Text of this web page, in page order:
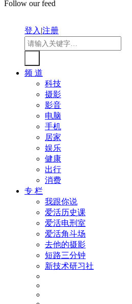
Follow our feed
登入|注册
频 道
科技
摄影
影音
电脑
手机
居家
娱乐
健康
出行
消费
专 栏
我跟你说
爱活历史课
爱活电刑室
爱活角斗场
去他的摄影
短路三分钟
新技术研习社